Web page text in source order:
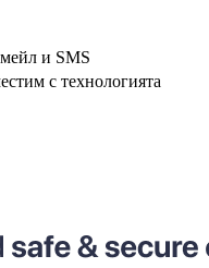
и SMS
с технологията